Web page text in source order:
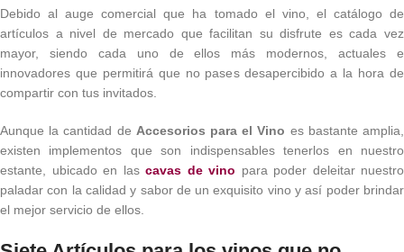
Debido al auge comercial que ha tomado el vino, el catálogo de
artículos a nivel de mercado que facilitan su disfrute es cada vez
mayor, siendo cada uno de ellos más modernos, actuales e
innovadores que permitirá que no pases desapercibido a la hora de
compartir con tus invitados.
Aunque la cantidad de Accesorios para el Vino es bastante amplia,
existen implementos que son indispensables tenerlos en nuestro
estante, ubicado en las cavas de vino para poder deleitar nuestro
paladar con la calidad y sabor de un exquisito vino y así poder brindar
el mejor servicio de ellos.